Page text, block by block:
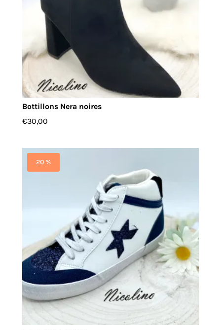
Bottillons Nera noires
€30,00
20 %